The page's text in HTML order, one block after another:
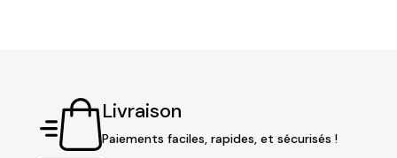
Livraison
Paiements faciles, rapides, et sécurisés !